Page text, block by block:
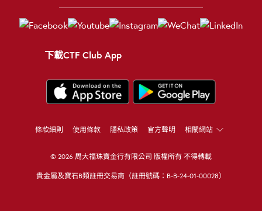
下載CTF Club App
條款細則 使用條款 隱私政策 官方聲明 相關網站
© 2026 周大福珠寶金行有限公司 版權所有 不得轉載
貴金屬及寶石B類註冊交易商（註冊號碼：B-B-24-01-00028）